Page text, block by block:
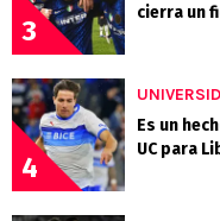
3
cierra un
4
Es un
UC para